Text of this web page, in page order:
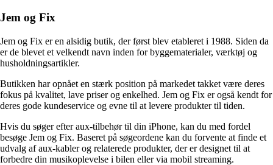
Jem og Fix
Jem og Fix er en alsidig butik, der først blev etableret i 1988. Siden da
er de blevet et velkendt navn inden for byggematerialer, værktøj og
husholdningsartikler.
Butikken har opnået en stærk position på markedet takket være deres
fokus på kvalitet, lave priser og enkelhed. Jem og Fix er også kendt for
deres gode kundeservice og evne til at levere produkter til tiden.
Hvis du søger efter aux-tilbehør til din iPhone, kan du med fordel
besøge Jem og Fix. Baseret på søgeordene kan du forvente at finde et
udvalg af aux-kabler og relaterede produkter, der er designet til at
forbedre din musikoplevelse i bilen eller via mobil streaming.